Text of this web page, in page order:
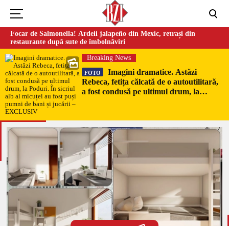
Focar de Salmonella! Ardeii jalapeño din Mexic, retrași din
restaurante după sute de îmbolnăviri
Breaking News
FOTO
Imagini dramatice. Astăzi
Rebeca, fetița călcată de o autoutilitară,
a fost condusă pe ultimul drum, la
EXCLUSIV